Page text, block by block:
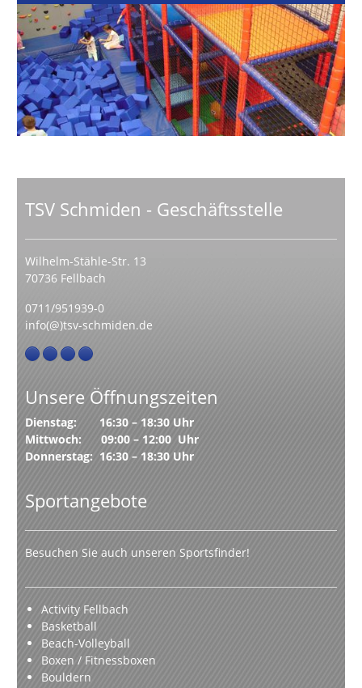
TSV Schmiden - Geschäftsstelle
Wilhelm-Stähle-Str. 13
70736 Fellbach
0711/951939-0
info(@)tsv-schmiden.de
Unsere Öffnungszeiten
Dienstag: 16:30 – 18:30 Uhr
Mittwoch: 09:00 – 12:00 Uhr
Donnerstag: 16:30 – 18:30 Uhr
Sportangebote
Besuchen Sie auch unseren Sportsfinder!
Activity Fellbach
Basketball
Beach-Volleyball
Boxen / Fitnessboxen
Bouldern